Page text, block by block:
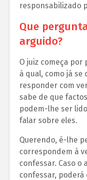
responsabilizado
Que
arguido?
O juiz começa
à qual, como já se
responder com
sabe de que
podem-lhe ser
falar sobre eles.
Querendo, é-lhe
correspondem à
confessar. Caso o
confessar, poderá